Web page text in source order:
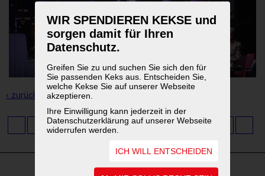
WIR SPENDIEREN KEKSE und
sorgen damit für Ihren
Datenschutz.
Greifen Sie zu und suchen Sie sich den für
Sie passenden Keks aus. Entscheiden Sie,
welche Kekse Sie auf unserer Webseite
akzeptieren.
Ihre Einwilligung kann jederzeit in der
Datenschutzerklärung auf unserer Webseite
widerrufen werden.
ICH WILL ENTSCHEIDEN
‹ zurück zur Übersicht
2 3 4 5 6 7 8 9 ...